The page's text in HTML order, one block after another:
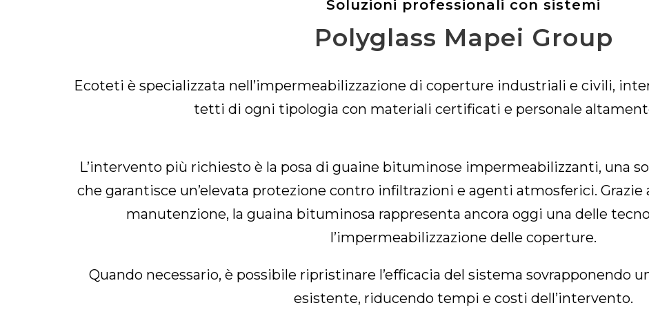
Soluzioni professionali con sistemi
Polyglass Mapei Group
Ecoteti è specializzata nell’impermeabilizzazione di coperture industriali e civili,
tetti di ogni tipologia con materiali certificati e personale
L’intervento più richiesto è la posa di guaine bituminose impermeabilizzanti, una
che garantisce un’elevata protezione contro infiltrazioni e agenti atmosferici. Grazie
manutenzione, la guaina bituminosa rappresenta ancora oggi una delle
l’impermeabilizzazione delle coperture.
Quando necessario, è possibile ripristinare l’efficacia del sistema sovrapponendo
esistente, riducendo tempi e costi dell’intervento.